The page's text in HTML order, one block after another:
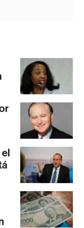
el